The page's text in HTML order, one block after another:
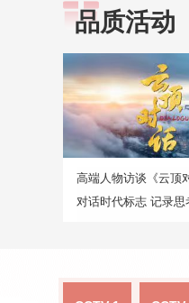
品质活动
高端人物访谈《云顶
对话时代标志 记录思